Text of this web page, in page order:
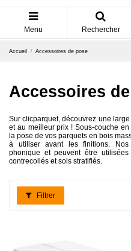
Menu Rechercher
Accueil Accessoires de pose
Accessoires
Sur clicparquet, découvrez une
et au meilleur prix ! Sous-couche
la pose de vos parquets en bois
à utiliser avant les finitions. Nos
phonique et peuvent être
contrecollés et sols stratifiés.
Filtrer